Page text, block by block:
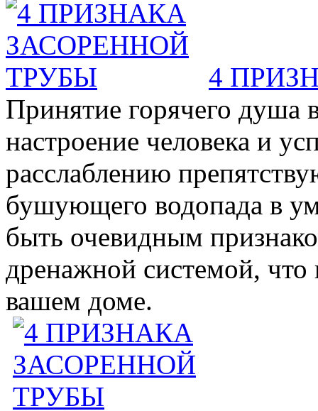
4
Принятие горячего душа
настроение человека и
расслаблению
бушующего водопада в
быть очевидным
дренажной системой, что
вашем доме.